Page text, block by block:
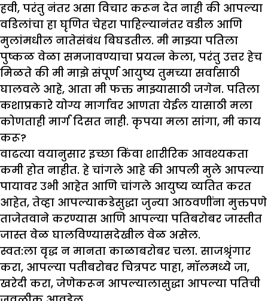
हवी, परंतु नंतर असा विचार करून देत नाही की आपल्या
वडिलांचा हा घृणित चेहरा पाहिल्यानंतर वडील आणि
मुलांमधील नातेसंबंध बिघडतील. मी माझ् या पतिला
पुष्कळ वेळा समजावण्याचा प्रयत्न केला, परंतु उत्तर हेच
मिळते की मी माझेसंपूर्ण आयुष्य तुमच्या सर्वासाठी
घालवले आहे, आता मी फक्त माझ्यासाठी जगेन. पतिला
कशाप्रकारे योग्य मार्गावर आणता येईल यासाठी मला
कोणताही मार्ग दिसत नाही. कृपया मला सांगा, मी काय
करू?
वाढत्या वयानुसार इच्छा किंवा शारीरिक आवश्यकता
कमी होत नाहीत. हे चांगले आहे की आपली मुले आपल्या
पायावर उभी आहेत आणि चांगले आयुष्य व्यतित करत
आहेत, तेव्हा आपल्याकडेसुद्धा जुन्या आठवणींना मुक्तपणे
ताजेतवाने करण्यास आणि आपल्या पतिबरोबर जास्तीत
जास्त वेळ घालविण्यासदेखील वेळ असेल.
स्वत:ला वृद्ध न मानता काळाबरोबर चला. साजश्रृंगार
करा, आपल्या पतीबरोबर चित्रपट पाहा, मॉलमध्ये जा,
खरेदी करा, जेणेकरून आपल्यालासुद्धा आपल्या पतिची